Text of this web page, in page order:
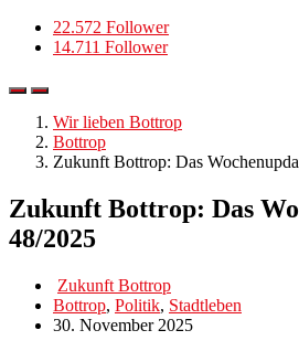
22.572 Follower
14.711 Follower
Wir lieben Bottrop
Bottrop
Zukunft Bottrop: Das
Zukunft Bottrop: Das
48/2025
Zukunft Bottrop
Bottrop, Politik, Stadtleben
30. November 2025